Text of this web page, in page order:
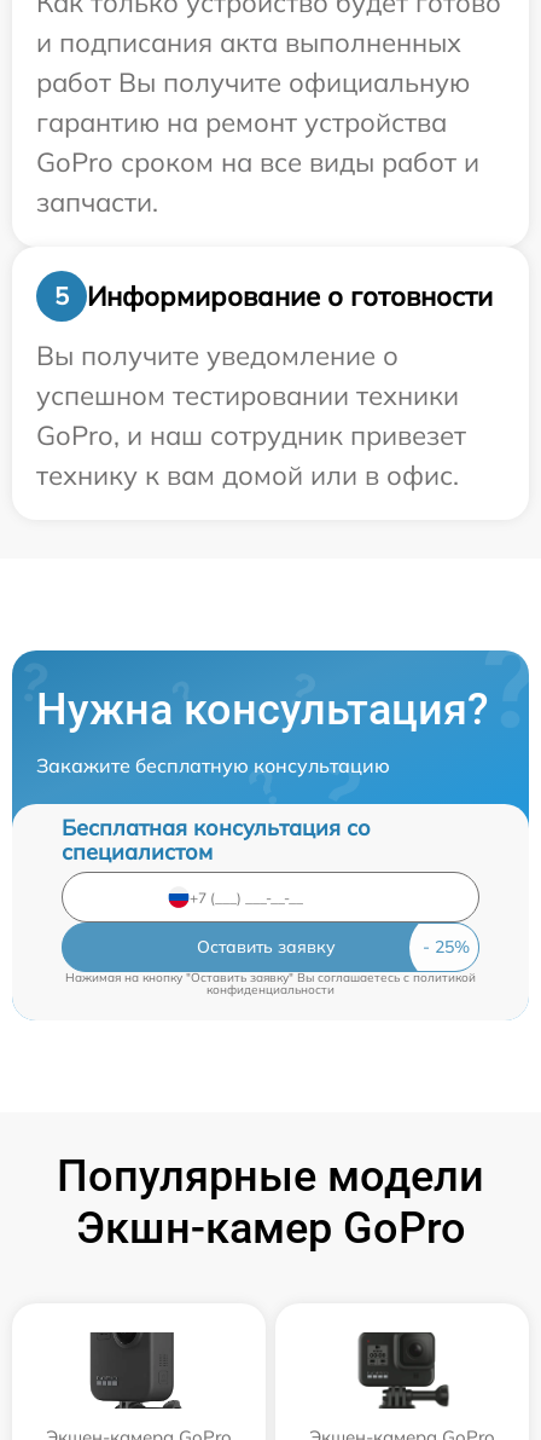
и подписания акта выполненных
работ Вы получите официальную
гарантию на ремонт устройства
GoPro сроком на все виды работ и
запчасти.
5
Информирование о готовности
Вы получите уведомление о
успешном тестировании техники
GoPro, и наш сотрудник привезет
технику к вам домой или в офис.
Нужна консультация?
Закажите бесплатную консультацию
Бесплатная консультация со
специалистом
Оставить заявку
Нажимая на кнопку "Оставить заявку" Вы соглашаетесь c политикой
конфиденциальности
Популярные модели
Экшн-камер GoPro